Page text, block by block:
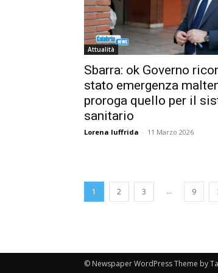
Attualità
Sbarra: ok Governo
stato emergenza
proroga quello per il
sanitario
Lorena Iuffrida - 11 Marzo 2026
1 2 3 ... 9
© Newspaper WordPress Theme by